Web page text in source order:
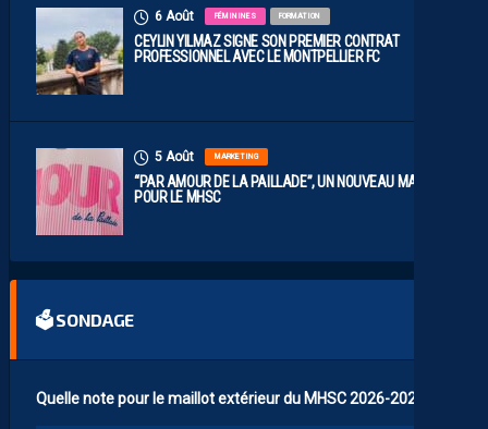
6 Août FÉMININES FORMATION
CEYLIN YILMAZ SIGNE SON PREMIER CONTRAT
PROFESSIONNEL AVEC LE MONTPELLIER FC
5 Août MARKETING
“PAR AMOUR DE LA PAILLADE”, UN NOUVEAU MAILLOT
POUR LE MHSC
🗳 SONDAGE
Quelle note pour le maillot extérieur du MHSC 2026-2027 ?